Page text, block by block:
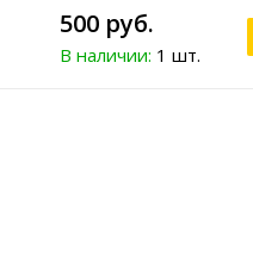
500 руб.
В наличии: 1 шт.